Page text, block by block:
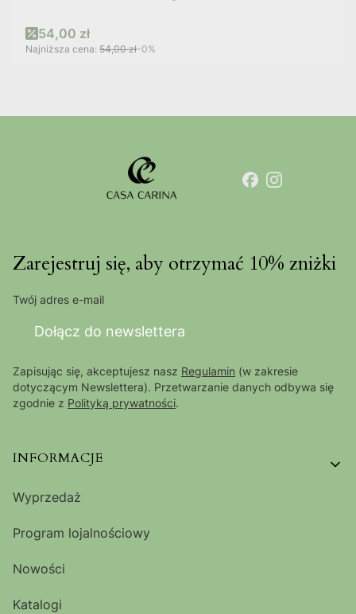
Cena promocyjna
54,00 zł
Najniższa cena: 54,00 zł-0%
Zarejestruj się, aby otrzymać 10% zniżki
Twój adres e-mail
Dołącz do newslettera
Zapisując się, akceptujesz nasz Regulamin (w zakresie
dotyczącym Newslettera). Przetwarzanie danych odbywa się
zgodnie z Polityką prywatności.
Linki w stopce
INFORMACJE
Wyprzedaż
Program lojalnościowy
Nowości
Katalogi